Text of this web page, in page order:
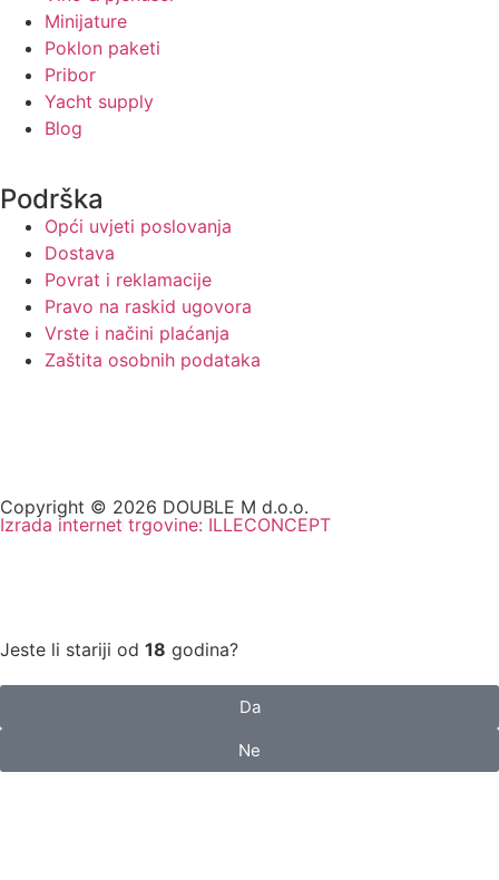
Minijature
Poklon paketi
Pribor
Yacht supply
Blog
Podrška
Opći uvjeti poslovanja
Dostava
Povrat i reklamacije
Pravo na raskid ugovora
Vrste i načini plaćanja
Zaštita osobnih podataka
Copyright © 2026 DOUBLE M d.o.o.
Izrada internet trgovine: ILLECONCEPT
Jeste li stariji od 18 godina?
Da
Ne